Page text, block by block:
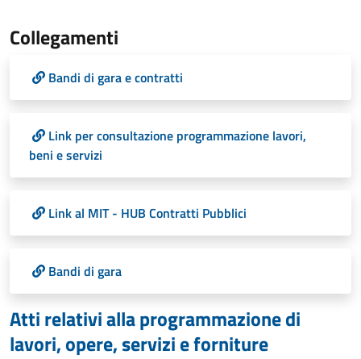
Collegamenti
Bandi di gara e contratti
Link per consultazione programmazione lavori,
beni e servizi
Link al MIT - HUB Contratti Pubblici
Bandi di gara
Atti relativi alla programmazione di
lavori, opere, servizi e forniture